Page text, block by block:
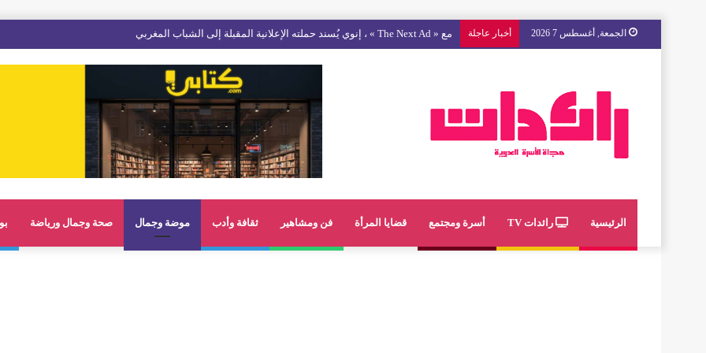
الجمعة, أغسطس 7 2026 أخبار عاجلة مع « The Next Ad » ، إنوي يُسند حملته الإعلانية المقبلة إلى الشباب المغربي
الرئيسية رائدات TV أسرة ومجتمع قضايا المرأة فن ومشاهير ثقافة وأدب موضة وجمال صحة وجمال ورياضة